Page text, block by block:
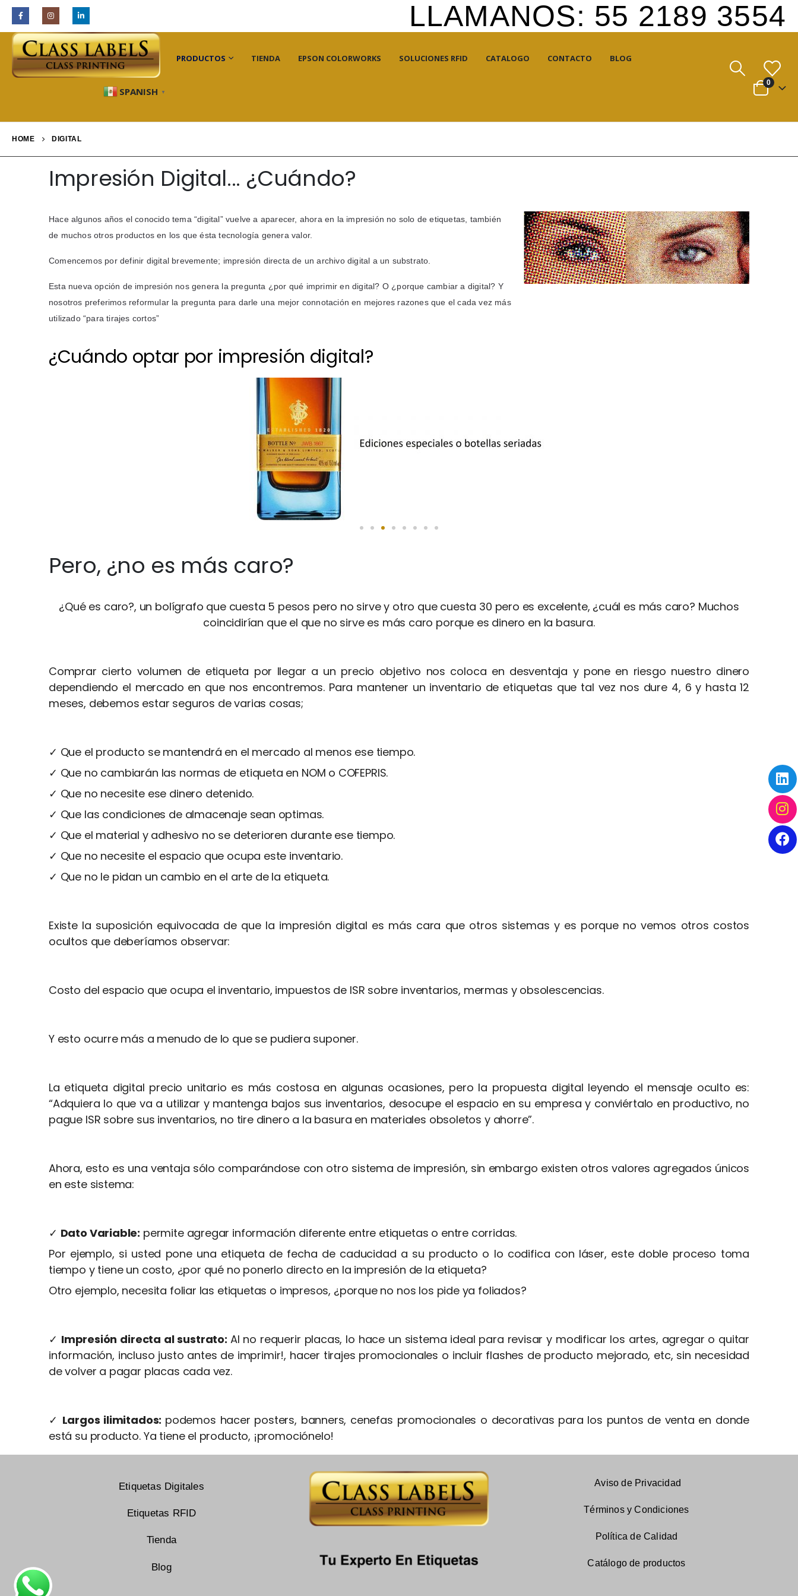
LLAMANOS: 55 2189 3554
INDUSTRIAS PRODUCTOS TIENDA EPSON COLORWORKS SOLUCIONES RFID CATALOGO CONTACTO BLOG
SPANISH ▼
0
HOME DIGITAL
Impresión Digital... ¿Cuándo?
Hace algunos años el conocido tema “digital” vuelve a aparecer, ahora en la impresión no solo de etiquetas, también
de muchos otros productos en los que ésta tecnología genera valor.
Comencemos por definir digital brevemente; impresión directa de un archivo digital a un substrato.
Esta nueva opción de impresión nos genera la pregunta ¿por qué imprimir en digital? O ¿porque cambiar a digital? Y
nosotros preferimos reformular la pregunta para darle una mejor connotación en mejores razones que el cada vez más
utilizado “para tirajes cortos”
¿Cuándo optar por impresión digital?
Pero, ¿no es más caro?
¿Qué es caro?, un bolígrafo que cuesta 5 pesos pero no sirve y otro que cuesta 30 pero es excelente, ¿cuál es más caro? Muchos
coincidirían que el que no sirve es más caro porque es dinero en la basura.
Comprar cierto volumen de etiqueta por llegar a un precio objetivo nos coloca en desventaja y pone en riesgo nuestro dinero
dependiendo el mercado en que nos encontremos. Para mantener un inventario de etiquetas que tal vez nos dure 4, 6 y hasta 12
meses, debemos estar seguros de varias cosas;
✓ Que el producto se mantendrá en el mercado al menos ese tiempo.
✓ Que no cambiarán las normas de etiqueta en NOM o COFEPRIS.
✓ Que no necesite ese dinero detenido.
✓ Que las condiciones de almacenaje sean optimas.
✓ Que el material y adhesivo no se deterioren durante ese tiempo.
✓ Que no necesite el espacio que ocupa este inventario.
✓ Que no le pidan un cambio en el arte de la etiqueta.
Existe la suposición equivocada de que la impresión digital es más cara que otros sistemas y es porque no vemos otros costos
ocultos que deberíamos observar:
Costo del espacio que ocupa el inventario, impuestos de ISR sobre inventarios, mermas y obsolescencias.
Y esto ocurre más a menudo de lo que se pudiera suponer.
La etiqueta digital precio unitario es más costosa en algunas ocasiones, pero la propuesta digital leyendo el mensaje oculto es:
“Adquiera lo que va a utilizar y mantenga bajos sus inventarios, desocupe el espacio en su empresa y conviértalo en productivo, no
pague ISR sobre sus inventarios, no tire dinero a la basura en materiales obsoletos y ahorre”.
Ahora, esto es una ventaja sólo comparándose con otro sistema de impresión, sin embargo existen otros valores agregados únicos
en este sistema:
✓ Dato Variable: permite agregar información diferente entre etiquetas o entre corridas.
Por ejemplo, si usted pone una etiqueta de fecha de caducidad a su producto o lo codifica con láser, este doble proceso toma
tiempo y tiene un costo, ¿por qué no ponerlo directo en la impresión de la etiqueta?
Otro ejemplo, necesita foliar las etiquetas o impresos, ¿porque no nos los pide ya foliados?
✓ Impresión directa al sustrato: Al no requerir placas, lo hace un sistema ideal para revisar y modificar los artes, agregar o quitar
información, incluso justo antes de imprimir!, hacer tirajes promocionales o incluir flashes de producto mejorado, etc, sin necesidad
de volver a pagar placas cada vez.
✓ Largos ilimitados: podemos hacer posters, banners, cenefas promocionales o decorativas para los puntos de venta en donde
está su producto. Ya tiene el producto, ¡promociónelo!
Etiquetas Digitales
Etiquetas RFID
Tienda
Blog
Aviso de Privacidad
Términos y Condiciones
Política de Calidad
Catálogode productos